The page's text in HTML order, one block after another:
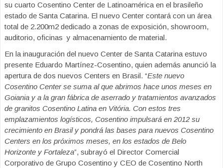
su cuarto Cosentino Center de Latinoamérica en el brasileño
estado de Santa Catarina. El nuevo Center contará con un área
total de 2.200m2 dedicado a zonas de exposición, showroom,
auditorio, oficinas y almacenamiento de material.
En la inauguración del nuevo Center de Santa Catarina estuvo
presente Eduardo Martínez-Cosentino, quien además anunció la
apertura de dos nuevos Centers en Brasil. “Este nuevo
Cosentino Center se suma al que abrimos hace unos meses en
Goiania y a la gran fábrica de aserrado y tratamientos avanzados
de granitos Cosentino Latina en Vitória. Con estos tres
emplazamientos logísticos, Cosentino impulsará en 2012 su
crecimiento en Brasil y pondrá las bases para nuevos Cosentino
Centers en los próximos meses, en los estados de Belo
Horizonte y Fortaleza”, subrayó el Director Comercial
Corporativo de Grupo Cosentino y CEO de Cosentino North